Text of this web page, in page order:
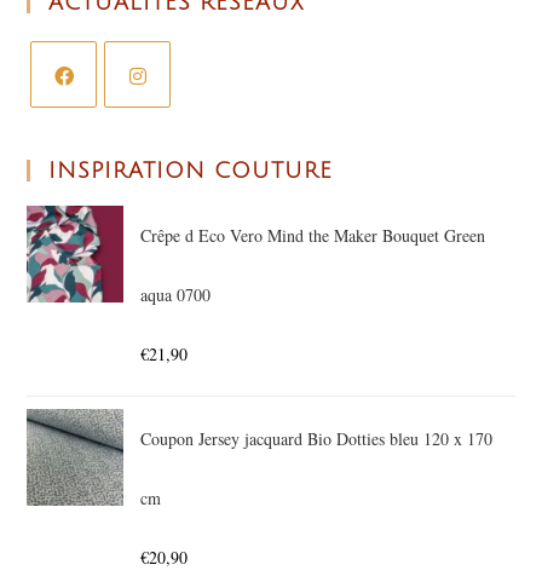
INSPIRATION COUTURE
Crêpe d Eco Vero Mind the Maker Bouquet Green
aqua 0700
€21,90
Coupon Jersey jacquard Bio Dotties bleu 120 x 170
cm
€20,90